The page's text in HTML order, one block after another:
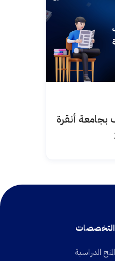
السعودية تعترف بجامعة أنقرة
التخصصات
المنح الدراسية